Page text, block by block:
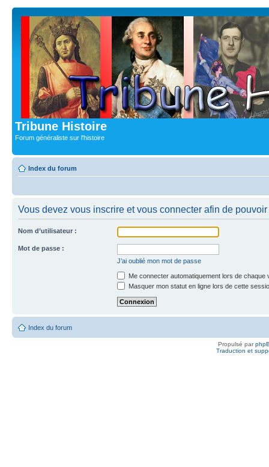
Tribune Histoire
Forum généraliste sur l'histoire
Index du forum
Vous devez vous inscrire et vous connecter afin de
Nom d’utilisateur :
Mot de passe :
J’ai oublié mon mot de passe
Me connecter automatiquement lors de chaque
Masquer mon statut en ligne lors de cette
Index du forum
Propulsé par
Traduction et